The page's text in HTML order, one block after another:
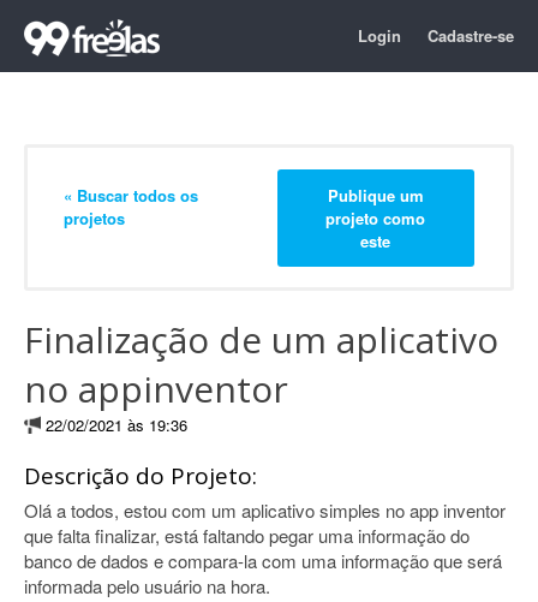
Login Cadastre-se
« Buscar todos os
projetos
Publique um
projeto como
este
Finalização de um aplicativo
no appinventor
22/02/2021 às 19:36
Descrição do Projeto:
Olá a todos, estou com um aplicativo simples no app inventor
que falta finalizar, está faltando pegar uma informação do
banco de dados e compara-la com uma informação que será
informada pelo usuário na hora.